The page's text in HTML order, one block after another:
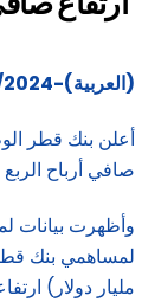
(العربية)-09/04/2024
أعلن بنك قطر
صافي أرباح الربع
وأظهرت بيانات
مليار دولار) ارتفاعا من 3.9 مليار